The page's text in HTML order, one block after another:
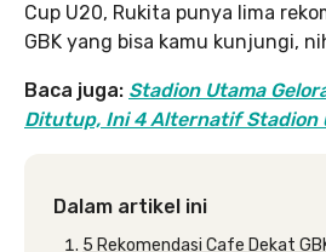
Cup U20, Rukita punya lima
GBK yang bisa kamu kunjungi,
Baca juga: Stadion Utama
Ditutup, Ini 4 Alternatif Stadion
Dalam artikel ini
5 Rekomendasi Cafe Dekat